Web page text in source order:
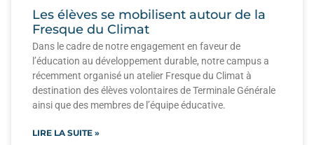
Les élèves se mobilisent autour de la
Fresque du Climat
Dans le cadre de notre engagement en faveur de
l’éducation au développement durable, notre campus a
récemment organisé un atelier Fresque du Climat à
destination des élèves volontaires de Terminale Générale
ainsi que des membres de l’équipe éducative.
LIRE LA SUITE »